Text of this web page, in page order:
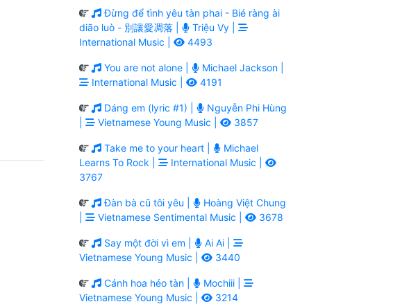
Đừng để tình yêu tàn phai - Bié ràng ài
diāo luò - 別讓愛凋落 |
Triệu Vy |
International Music |
4493
You are not alone |
Michael Jackson |
International Music |
4191
Dáng em (lyric #1) |
Nguyễn Phi Hùng
Vietnamese Young Music | 3857
Take me to your heart |
Michael
Learns To Rock |
International Music |
3767
Đàn bà cũ tôi yêu |
Hoàng Việt Chung
Vietnamese Sentimental Music | 3678
Say một đời vì em |
Ai Ai |
Vietnamese Young Music |
3440
Cánh hoa héo tàn |
Mochiii |
Vietnamese Young Music |
3214